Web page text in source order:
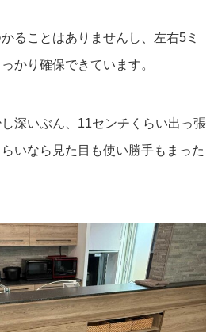
ることはありませんし、左右5ミ
かり確保できています。
深いぶん、11センチくらい出っ張
いなら見た目も使い勝手もまった